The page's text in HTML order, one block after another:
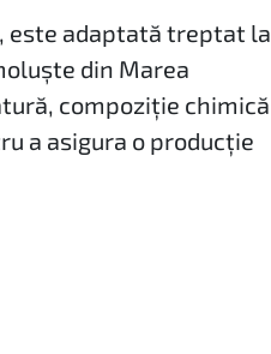
este adaptată treptat la
din Marea
compoziție chimică
a asigura o producție